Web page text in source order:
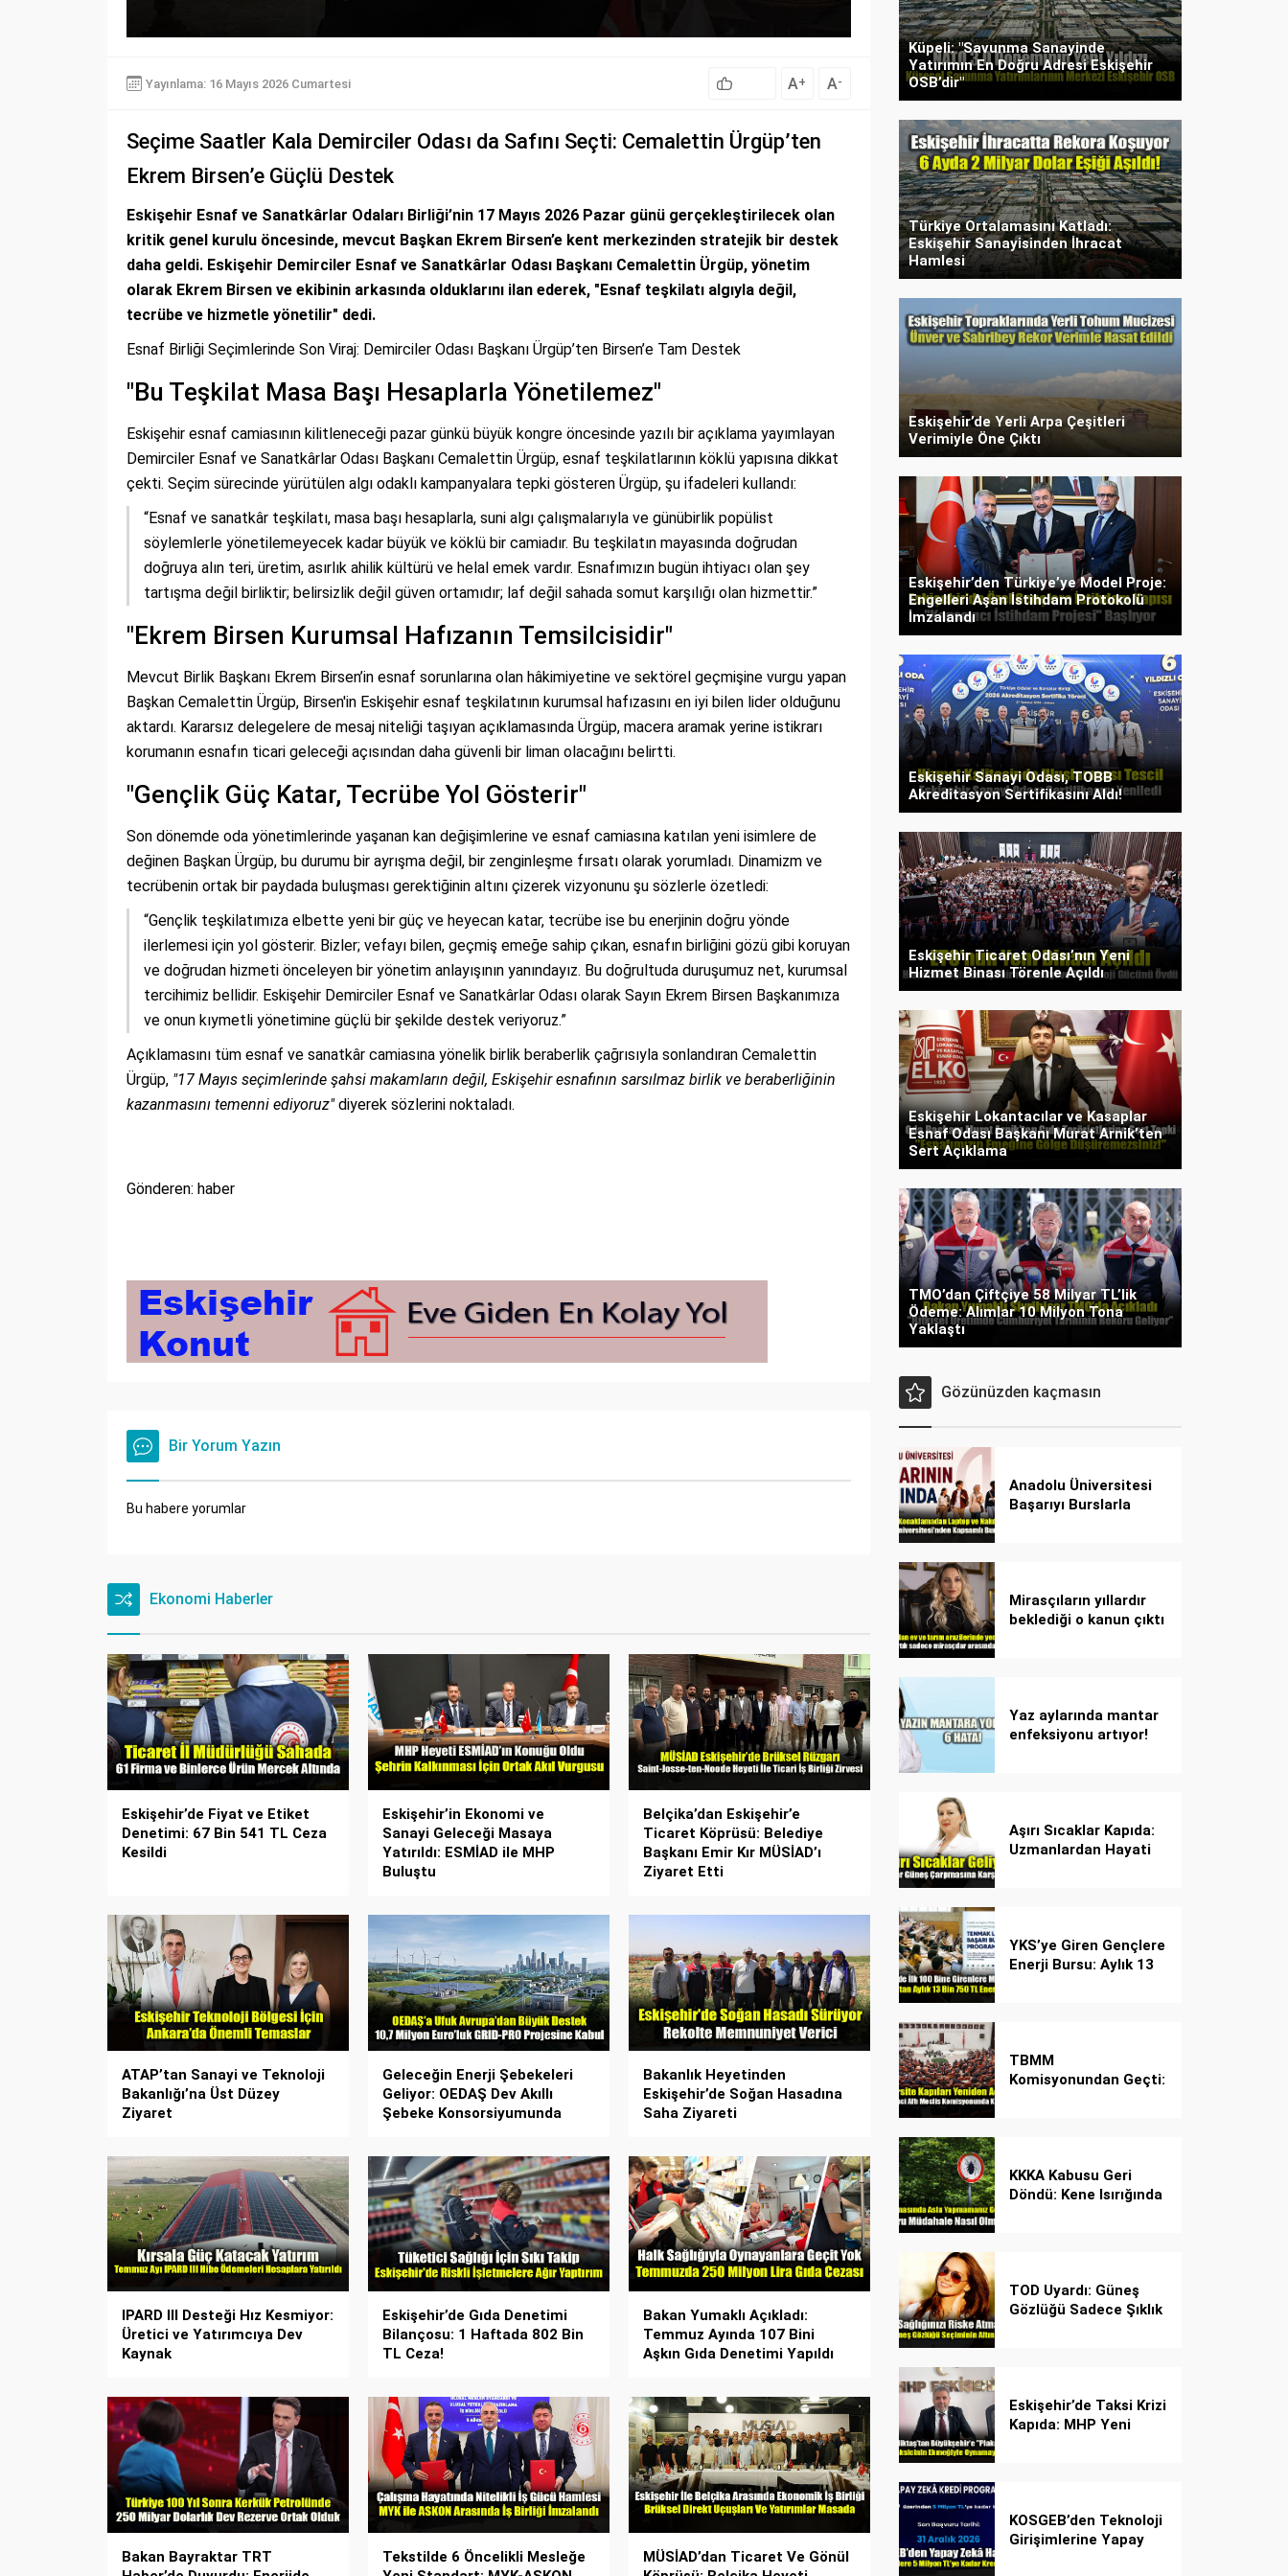
Yayınlama: 16 Mayıs 2026 Cumartesi A+ A-
Seçime Saatler Kala Demirciler Odası da Safını Seçti: Cemalettin Ürgüp’ten
Ekrem Birsen’e Güçlü Destek
Eskişehir Esnaf ve Sanatkârlar Odaları Birliği’nin 17 Mayıs 2026 Pazar günü gerçekleştirilecek olan
kritik genel kurulu öncesinde, mevcut Başkan Ekrem Birsen’e kent merkezinden stratejik bir destek
daha geldi. Eskişehir Demirciler Esnaf ve Sanatkârlar Odası Başkanı Cemalettin Ürgüp, yönetim
olarak Ekrem Birsen ve ekibinin arkasında olduklarını ilan ederek, "Esnaf teşkilatı algıyla değil,
tecrübe ve hizmetle yönetilir" dedi.
Esnaf Birliği Seçimlerinde Son Viraj: Demirciler Odası Başkanı Ürgüp’ten Birsen’e Tam Destek
"Bu Teşkilat Masa Başı Hesaplarla Yönetilemez"
Eskişehir esnaf camiasının kilitleneceği pazar günkü büyük kongre öncesinde yazılı bir açıklama yayımlayan
Demirciler Esnaf ve Sanatkârlar Odası Başkanı Cemalettin Ürgüp, esnaf teşkilatlarının köklü yapısına dikkat
çekti. Seçim sürecinde yürütülen algı odaklı kampanyalara tepki gösteren Ürgüp, şu ifadeleri kullandı:
“Esnaf ve sanatkâr teşkilatı, masa başı hesaplarla, suni algı çalışmalarıyla ve günübirlik popülist
söylemlerle yönetilemeyecek kadar büyük ve köklü bir camiadır. Bu teşkilatın mayasında doğrudan
doğruya alın teri, üretim, asırlık ahilik kültürü ve helal emek vardır. Esnafımızın bugün ihtiyacı olan şey
tartışma değil birliktir; belirsizlik değil güven ortamıdır; laf değil sahada somut karşılığı olan hizmettir.”
"Ekrem Birsen Kurumsal Hafızanın Temsilcisidir"
Mevcut Birlik Başkanı Ekrem Birsen’in esnaf sorunlarına olan hâkimiyetine ve sektörel geçmişine vurgu yapan
Başkan Cemalettin Ürgüp, Birsen'in Eskişehir esnaf teşkilatının kurumsal hafızasını en iyi bilen lider olduğunu
aktardı. Kararsız delegelere de mesaj niteliği taşıyan açıklamasında Ürgüp, macera aramak yerine istikrarı
korumanın esnafın ticari geleceği açısından daha güvenli bir liman olacağını belirtti.
"Gençlik Güç Katar, Tecrübe Yol Gösterir"
Son dönemde oda yönetimlerinde yaşanan kan değişimlerine ve esnaf camiasına katılan yeni isimlere de
değinen Başkan Ürgüp, bu durumu bir ayrışma değil, bir zenginleşme fırsatı olarak yorumladı. Dinamizm ve
tecrübenin ortak bir paydada buluşması gerektiğinin altını çizerek vizyonunu şu sözlerle özetledi:
“Gençlik teşkilatımıza elbette yeni bir güç ve heyecan katar, tecrübe ise bu enerjinin doğru yönde
ilerlemesi için yol gösterir. Bizler; vefayı bilen, geçmiş emeğe sahip çıkan, esnafın birliğini gözü gibi koruyan
ve doğrudan hizmeti önceleyen bir yönetim anlayışının yanındayız. Bu doğrultuda duruşumuz net, kurumsal
tercihimiz bellidir. Eskişehir Demirciler Esnaf ve Sanatkârlar Odası olarak Sayın Ekrem Birsen Başkanımıza
ve onun kıymetli yönetimine güçlü bir şekilde destek veriyoruz.”
Açıklamasını tüm esnaf ve sanatkâr camiasına yönelik birlik beraberlik çağrısıyla sonlandıran Cemalettin
Ürgüp, "17 Mayıs seçimlerinde şahsi makamların değil, Eskişehir esnafının sarsılmaz birlik ve beraberliğinin
kazanmasını temenni ediyoruz"diyerek sözlerini noktaladı.
Gönderen: haber
Bir Yorum Yazın
Bu habere yorumlar
Ekonomi Haberler
Eskişehir’de Fiyat ve Etiket
Denetimi: 67 Bin 541 TL Ceza
Kesildi
Eskişehir’in Ekonomi ve
Sanayi Geleceği Masaya
Yatırıldı: ESMİAD ile MHP
Buluştu
Belçika’dan Eskişehir’e
Ticaret Köprüsü: Belediye
Başkanı Emir Kır MÜSİAD’ı
Ziyaret Etti
ATAP’tan Sanayi ve Teknoloji
Bakanlığı’na Üst Düzey
Ziyaret
Geleceğin Enerji Şebekeleri
Geliyor: OEDAŞ Dev Akıllı
Şebeke Konsorsiyumunda
Bakanlık Heyetinden
Eskişehir’de Soğan Hasadına
Saha Ziyareti
IPARD III Desteği Hız Kesmiyor:
Üretici ve Yatırımcıya Dev
Kaynak
Eskişehir’de Gıda Denetimi
Bilançosu: 1 Haftada 802 Bin
TL Ceza!
Bakan Yumaklı Açıkladı:
Temmuz Ayında 107 Bini
Aşkın Gıda Denetimi Yapıldı
Bakan Bayraktar TRT
Tekstilde 6 Öncelikli Mesleğe
MÜSİAD’dan Ticaret Ve Gönül
Küpeli: "Savunma Sanayinde
Yatırımın En Doğru Adresi Eskişehir
OSB’dir"
Türkiye Ortalamasını Katladı:
Eskişehir Sanayisinden İhracat
Hamlesi
Eskişehir’de Yerli Arpa Çeşitleri
Verimiyle Öne Çıktı
Eskişehir’den Türkiye’ye Model Proje:
Engelleri Aşan İstihdam Protokolü
İmzalandı
Eskişehir Sanayi Odası, TOBB
Akreditasyon Sertifikasını Aldı!
Eskişehir Ticaret Odası’nın Yeni
Hizmet Binası Törenle Açıldı
Eskişehir Lokantacılar ve Kasaplar
Esnaf Odası Başkanı Murat Arnik’ten
Sert Açıklama
TMO’dan Çiftçiye 58 Milyar TL’lik
Ödeme: Alımlar 10 Milyon Tona
Yaklaştı
Gözünüzden kaçmasın
Anadolu Üniversitesi
Başarıyı Burslarla
Mirasçıların yıllardır
beklediği o kanun çıktı
Yaz aylarında mantar
enfeksiyonu artıyor!
Aşırı Sıcaklar Kapıda:
Uzmanlardan Hayati
YKS’ye Giren Gençlere
Enerji Bursu: Aylık 13
TBMM
Komisyonundan Geçti:
KKKA Kabusu Geri
Döndü: Kene Isırığında
TOD Uyardı: Güneş
Gözlüğü Sadece Şıklık
Eskişehir’de Taksi Krizi
Kapıda: MHP Yeni
KOSGEB’den Teknoloji
Girişimlerine Yapay